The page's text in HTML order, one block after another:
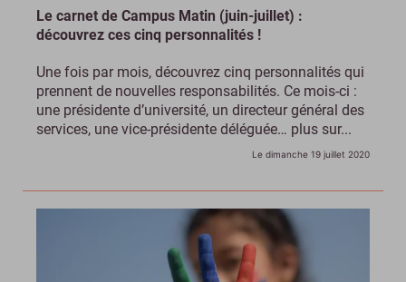
Le carnet de Campus Matin (juin-juillet) :
découvrez ces cinq personnalités !
Une fois par mois, découvrez cinq personnalités qui
prennent de nouvelles responsabilités. Ce mois-ci :
une présidente d’université, un directeur général des
services, une vice-présidente déléguée… plus sur...
Le dimanche 19 juillet 2020